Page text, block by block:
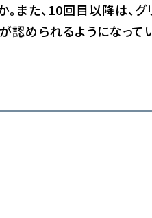
また、10回目以降は、グ
められるようになってい